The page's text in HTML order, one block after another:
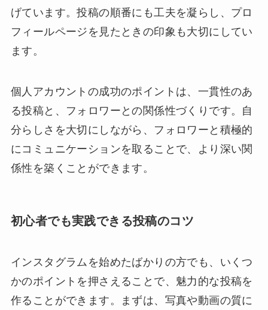
げています。投稿の順番にも工夫を凝らし、プロ
フィールページを見たときの印象も大切にしてい
ます。
個人アカウントの成功のポイントは、一貫性のあ
る投稿と、フォロワーとの関係性づくりです。自
分らしさを大切にしながら、フォロワーと積極的
にコミュニケーションを取ることで、より深い関
係性を築くことができます。
初心者でも実践できる投稿のコツ
インスタグラムを始めたばかりの方でも、いくつ
かのポイントを押さえることで、魅力的な投稿を
作ることができます。まずは、写真や動画の質に